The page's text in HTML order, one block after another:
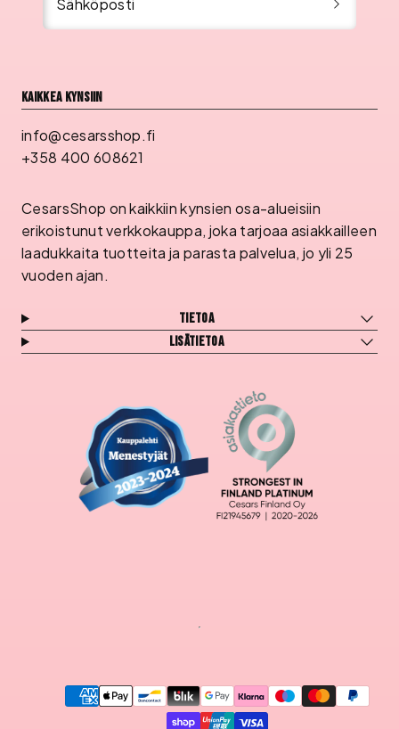
Kaikkea kynsiin
info@cesarsshop.fi
+358 400 608621
CesarsShop on kaikkiin kynsien osa-alueisiin
erikoistunut verkkokauppa, joka tarjoaa asiakkailleen
laadukkaita tuotteita ja parasta palvelua, jo yli 25
vuoden ajan.
Tietoa
Lisätietoa
Maksutavat